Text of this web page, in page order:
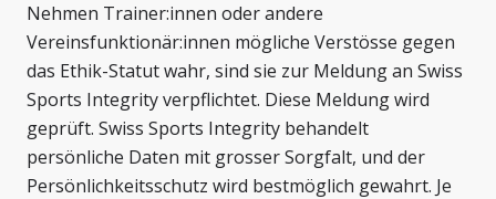
Nehmen Trainer:innen oder andere
Vereinsfunktionär:innen mögliche Verstösse gegen
das Ethik-Statut wahr, sind sie zur Meldung an Swiss
Sports Integrity verpflichtet. Diese Meldung wird
geprüft. Swiss Sports Integrity behandelt
persönliche Daten mit grosser Sorgfalt, und der
Persönlichkeitsschutz wird bestmöglich gewahrt. Je